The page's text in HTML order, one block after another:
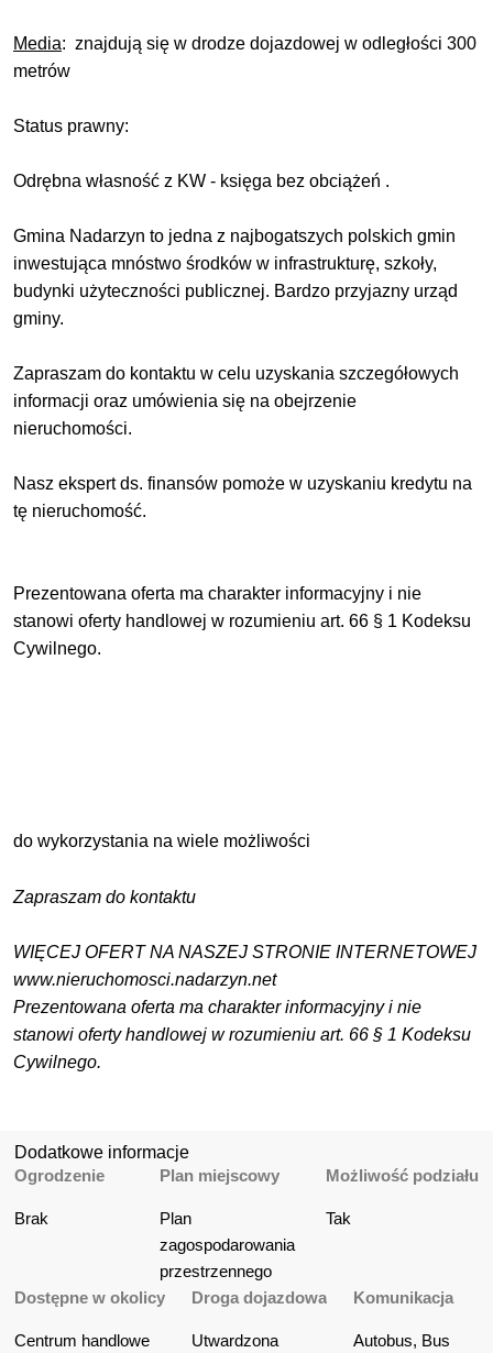
Media: znajdują się w drodze dojazdowej w odległości 300
metrów
Status prawny:
Odrębna własność z KW - księga bez obciążeń .
Gmina Nadarzyn to jedna z najbogatszych polskich gmin
inwestująca mnóstwo środków w infrastrukturę, szkoły,
budynki użyteczności publicznej. Bardzo przyjazny urząd
gminy.
Zapraszam do kontaktu w celu uzyskania szczegółowych
informacji oraz umówienia się na obejrzenie
nieruchomości.
Nasz ekspert ds. finansów pomoże w uzyskaniu kredytu na
tę nieruchomość.
Prezentowana oferta ma charakter informacyjny i nie
stanowi oferty handlowej w rozumieniu art. 66 § 1 Kodeksu
Cywilnego.
do wykorzystania na wiele możliwości
Zapraszam do kontaktu
WIĘCEJ OFERT NA NASZEJ STRONIE INTERNETOWEJ
www.nieruchomosci.nadarzyn.net
Prezentowana oferta ma charakter informacyjny i nie
stanowi oferty handlowej w rozumieniu art. 66 § 1 Kodeksu
Cywilnego.
Dodatkowe informacje
Ogrodzenie
Brak
Plan miejscowy
Plan
zagospodarowania
przestrzennego
Możliwość podziału
Tak
Dostępne w okolicy
Centrum handlowe
Droga dojazdowa
Utwardzona
Komunikacja
Autobus, Bus